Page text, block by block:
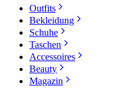
Outfits
Bekleidung
Schuhe
Taschen
Accessoires
Beauty
Magazin